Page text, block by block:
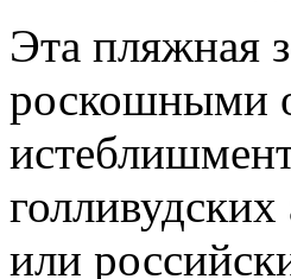
Эта пляжная
роскошными
или